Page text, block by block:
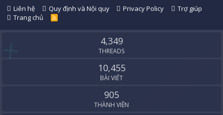
Liên hệ
Quy định và Nội quy Privacy Policy
Trợ giúp
Trang chủ
R
S
4,349
THREADS
10,455
BÀI VIẾT
905
THÀNH VIÊN